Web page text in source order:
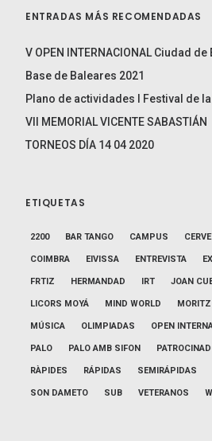
ENTRADAS MÁS RECOMENDADAS
V OPEN INTERNACIONAL Ciudad de
Base de Baleares 2021
Plano de actividades I Festival de la
VII MEMORIAL VICENTE SABASTIÁN
TORNEOS DÍA 14 04 2020
ETIQUETAS
2200 BAR TANGO CAMPUS
COIMBRA EIVISSA ENTREVISTA
FRTIZ HERMANDAD IRT JOAN
LICORS MOYÁ MIND WORLD MORITZ
MÚSICA OLIMPIADAS OPEN
PALO PALO AMB SIFON
RÀPIDES RÁPIDAS SEMIRÁPIDAS
SON DAMETO SUB VETERANOS